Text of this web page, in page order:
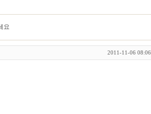
요
2011-11-06 08:06